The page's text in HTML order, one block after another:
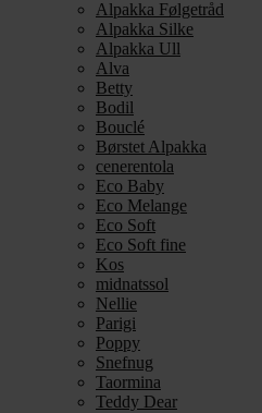
Alpakka Følgetråd
Alpakka Silke
Alpakka Ull
Alva
Betty
Bodil
Bouclé
Børstet Alpakka
cenerentola
Eco Baby
Eco Melange
Eco Soft
Eco Soft fine
Kos
midnatssol
Nellie
Parigi
Poppy
Snefnug
Taormina
Teddy Dear